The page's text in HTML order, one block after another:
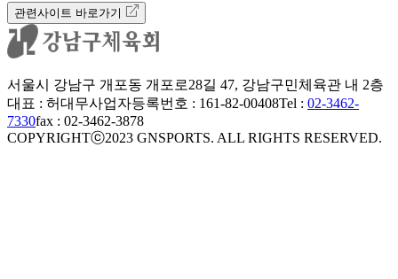
관련사이트 바로가기
서울시 강남구 개포동 개포로28길 47, 강남구민체육관 내 2층
대표 : 허대무사업자등록번호 : 161-82-00408Tel : 02-3462-
7330fax : 02-3462-3878
COPYRIGHTⓒ2023 GNSPORTS. ALL RIGHTS RESERVED.